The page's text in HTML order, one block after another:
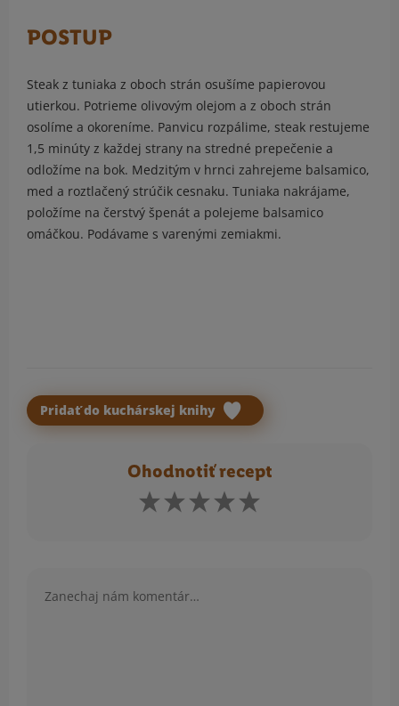
POSTUP
Steak z tuniaka z oboch strán osušíme papierovou
utierkou. Potrieme olivovým olejom a z oboch strán
osolíme a okoreníme. Panvicu rozpálime, steak restujeme
1,5 minúty z každej strany na stredné prepečenie a
odložíme na bok. Medzitým v hrnci zahrejeme balsamico,
med a roztlačený strúčik cesnaku. Tuniaka nakrájame,
položíme na čerstvý špenát a polejeme balsamico
omáčkou. Podávame s varenými zemiakmi.
Pridať do kuchárskej knihy
Ohodnotiť recept